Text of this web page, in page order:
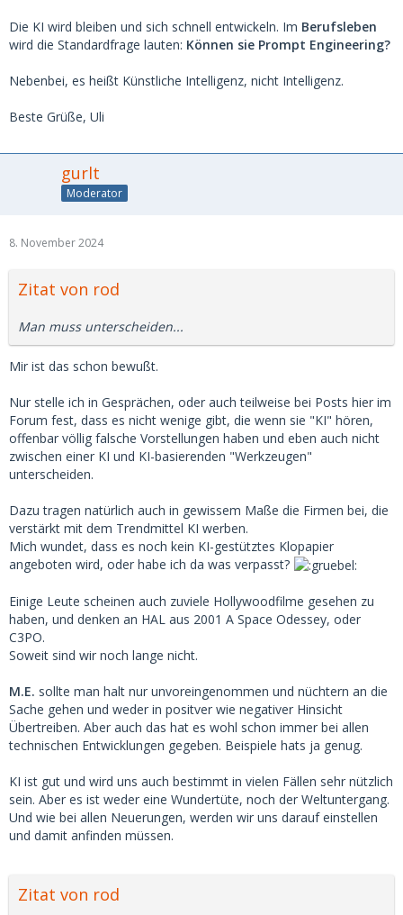
Die KI wird bleiben und sich schnell entwickeln. Im Berufsleben
wird die Standardfrage lauten: Können sie Prompt Engineering?
Nebenbei, es heißt Künstliche Intelligenz, nicht Intelligenz.
Beste Grüße, Uli
gurlt
Moderator
8. November 2024
Zitat von rod
Man muss unterscheiden...
Mir ist das schon bewußt.
Nur stelle ich in Gesprächen, oder auch teilweise bei Posts hier im
Forum fest, dass es nicht wenige gibt, die wenn sie "KI" hören,
offenbar völlig falsche Vorstellungen haben und eben auch nicht
zwischen einer KI und KI-basierenden "Werkzeugen"
unterscheiden.
Dazu tragen natürlich auch in gewissem Maße die Firmen bei, die
verstärkt mit dem Trendmittel KI werben.
Mich wundet, dass es noch kein KI-gestütztes Klopapier
angeboten wird, oder habe ich da was verpasst?
Einige Leute scheinen auch zuviele Hollywoodfilme gesehen zu
haben, und denken an HAL aus 2001 A Space Odessey, oder
C3PO.
Soweit sind wir noch lange nicht.
M.E. sollte man halt nur unvoreingenommen und nüchtern an die
Sache gehen und weder in positver wie negativer Hinsicht
Übertreiben. Aber auch das hat es wohl schon immer bei allen
technischen Entwicklungen gegeben. Beispiele hats ja genug.
KI ist gut und wird uns auch bestimmt in vielen Fällen sehr nützlich
sein. Aber es ist weder eine Wundertüte, noch der Weltuntergang.
Und wie bei allen Neuerungen, werden wir uns darauf einstellen
und damit anfinden müssen.
Zitat von rod